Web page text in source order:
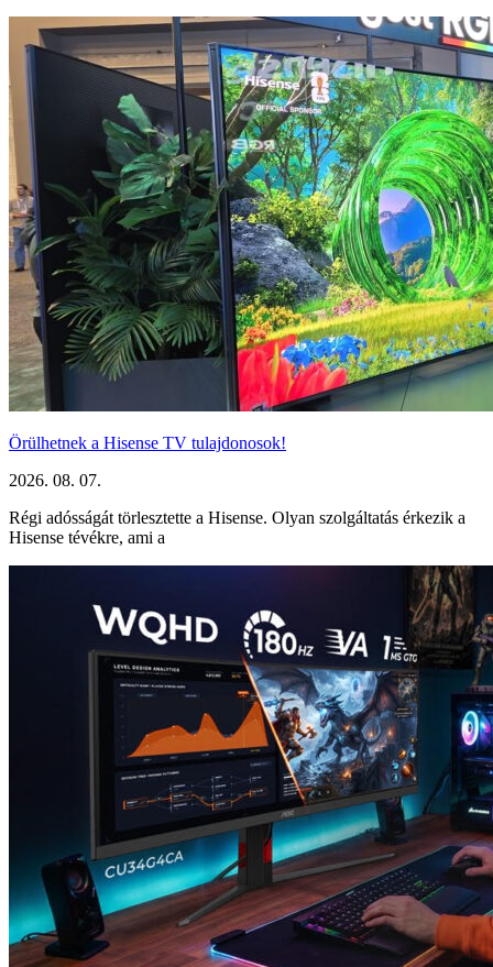
Örülhetnek a Hisense TV tulajdonosok!
2026. 08. 07.
Régi adósságát törlesztette a Hisense. Olyan szolgáltatás érkezik a
Hisense tévékre, ami a